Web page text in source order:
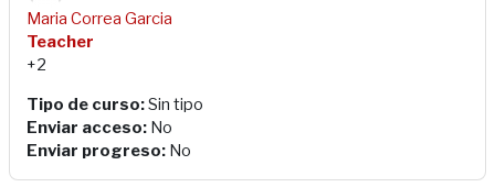
Maria Correa Garcia
Teacher
+2
Tipo de curso:Sin tipo
Enviar acceso: No
Enviar progreso: No